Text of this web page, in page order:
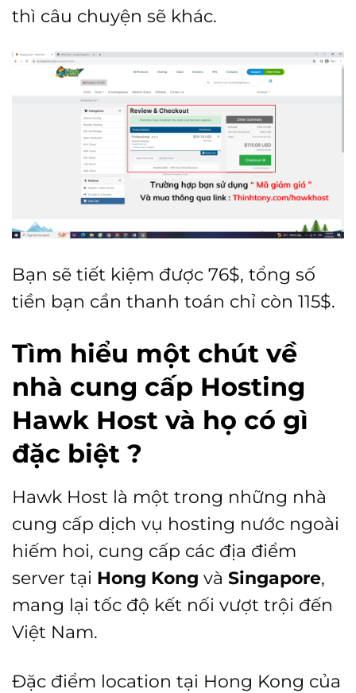
thì câu chuyện sẽ khác.
Bạn sẽ tiết kiệm được 76$, tổng số
tiền bạn cần thanh toán chỉ còn 115$.
Tìm hiểu một chút về
nhà cung cấp Hosting
Hawk Host và họ có gì
đặc biệt ?
Hawk Host là một trong những nhà
cung cấp dịch vụ hosting nước ngoài
hiếm hoi, cung cấp các địa điểm
server tại Hong Kong và Singapore,
mang lại tốc độ kết nối vượt trội đến
Việt Nam.
Đặc điểm location tại Hong Kong của